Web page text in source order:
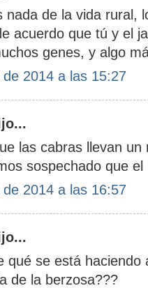
nada de la vida rural,
acuerdo que tú y el
genes, y algo
2014 a las 15:27
las cabras llevan un
sospechado que
2014 a las 16:57
qué se está
de la berzosa???